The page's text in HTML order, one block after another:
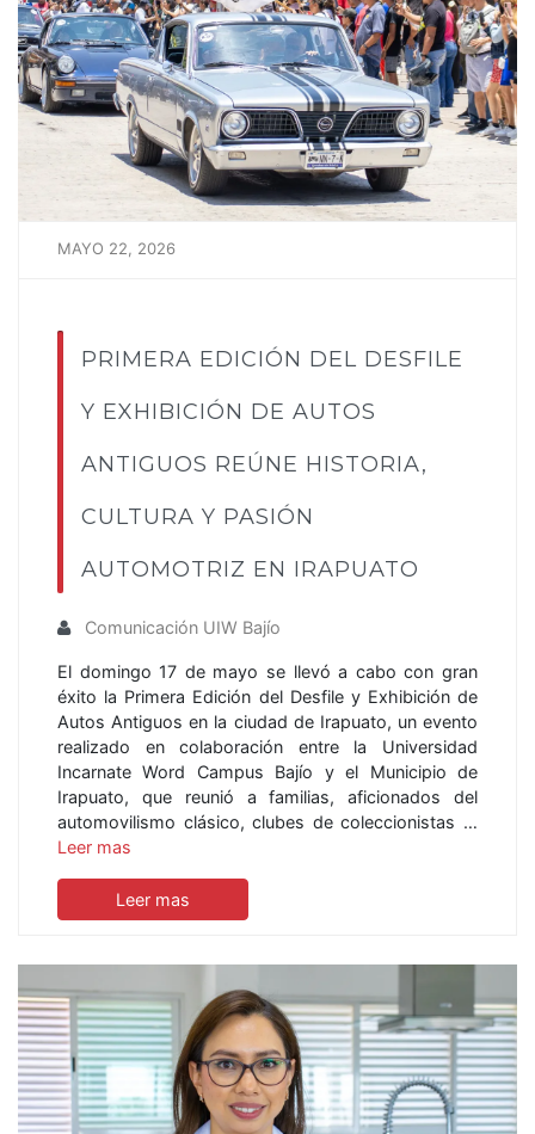
MAYO 22, 2026
PRIMERA EDICIÓN DEL DESFILE
Y EXHIBICIÓN DE AUTOS
ANTIGUOS REÚNE HISTORIA,
CULTURA Y PASIÓN
AUTOMOTRIZ EN IRAPUATO
Comunicación UIW Bajío
El domingo 17 de mayo se llevó a cabo con gran
éxito la Primera Edición del Desfile y Exhibición de
Autos Antiguos en la ciudad de Irapuato, un evento
realizado en colaboración entre la Universidad
Incarnate Word Campus Bajío y el Municipio de
Irapuato, que reunió a familias, aficionados del
automovilismo clásico, clubes de coleccionistas …
Leer mas
Leer mas